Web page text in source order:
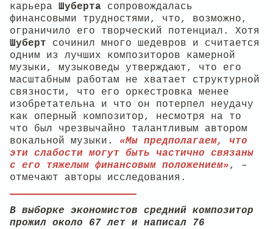
карьера Шуберта сопровождалась
финансовыми трудностями, что, возможно,
ограничило его творческий потенциал. Хотя
Шуберт сочинил много шедевров и считается
одним из лучших композиторов камерной
музыки, музыковеды утверждают, что его
масштабным работам не хватает структурной
связности, что его оркестровка менее
изобретательна и что он потерпел неудачу
как оперный композитор, несмотря на то
что был чрезвычайно талантливым автором
вокальной музыки. «Мы предполагаем, что
эти слабости могут быть частично связаны
с его тяжелым финансовым положением», –
отмечают авторы исследования.
В выборке экономистов средний композитор
прожил около 67 лет и написал 76